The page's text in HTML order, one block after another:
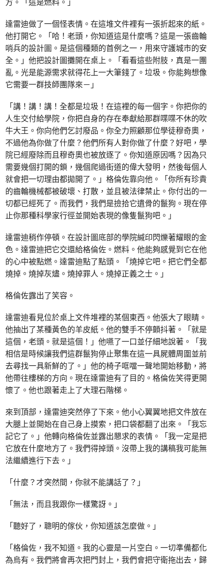
達雷迪做了一個怪表情。在這堆文件裡有一張折起來的紙。
他打開它。「哈！老頭，你知道這是什麼嗎？這是一張齒輪
哨兵的設計圖。是這個種類的首例之一，用來守護城市的安
全。」他把設計圖攤開在桌上。「看看這些附肢，真是一團
亂。光是能源需求就得花上一大筆錢了。垃圾。你能夠想像
它需要一群技師團隊來－」
「講！講！講！全都是垃圾！在這裡的每一個字。你把你的
人生交付給學院，你把自身的存在奉獻給那群喋喋不休的吹
牛大王。你向他們乞討廢品。你全力照顧那位學徒穆奇奧，
不過他為你做了什麼？他們所有人對你做了什麼？好吧，學
院已經廢除而且穆奇奧也被放逐了。你知道原因嗎？因為只
需要幾個打開的鎖，幾個爬過街道的偉大發明，然後每個人
就會把一切理由都拋開了。」格倫佐靠向他。「你所有珍貴
的齒輪機械都被破壞、打散，並且被法律禁止。你付出的一
切都已經死了。而我們，我們是撿拾它遺骨的鬣狗。現在停
止你那種科學家行徑並開始表現的像隻鬣狗吧。」
達雷迪稍作停頓。在設計圖底部的學院緘印閃爍著耀眼的金
色。達雷迪把它交還給格倫佐。燃料。他能夠感覺到它在他
的心中被點燃。達雷迪點了點頭。「燒掉它吧。把它們全都
燒掉。燒掉灰燼。燒掉罪人。燒掉正義之士。」
格倫佐露出了笑容。
達雷迪看見位於桌上文件堆裡的某個東西。他張大了眼睛。
他抽出了某種黃色的羊皮紙。他的雙手不停顫抖著。「就是
這個，老頭。就是這個！」他嚥了一口並仔細地說著。「我
相信是時候讓我們這群鬣狗停止聚集在這一具屍體周圍並前
去尋找一具新鮮的了。」他的椅子哐噹一聲地開始移動，將
他帶往樓梯的方向。現在達雷迪有了目的。格倫佐笑得更開
懷了。他也跟著走上了大理石階梯。
來到頂部，達雷迪突然停了下來。他小心翼翼地把文件放在
大腿上並開始在自己身上摸索，把口袋都翻了出來。「我忘
記它了。」他轉向格倫佐並露出懇求的表情。「我一定是把
它放在什麼地方了。我們得掉頭。沒帶上我的講稿我可能無
法繼續進行下去。」
「什麼？才突然間，你就不能講話了？」
「無法，而且我跟你一樣驚訝。」
「聽好了，聰明的傢伙，你知道該怎麼做。」
「格倫佐，我不知道。我的心靈是一片空白。一切準備都化
為烏有。我們將會再次把門封上，我們會把守衛拖出去，歸